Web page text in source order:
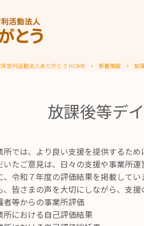
営利活動法人ありがとう HOME > 新着情報 > 放
放課後等デ
所では、より良い支援を提供するた
いたご意見は、日々の支援や事業所
、令和７年度の評価結果を掲載してい
、皆さまの声を大切にしながら、支
等からの事業所評価
所における自己評価結果